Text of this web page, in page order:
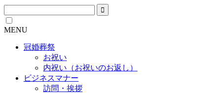
MENU
冠婚葬祭
お祝い
内祝い（お祝いのお返し）
ビジネスマナー
訪問・挨拶